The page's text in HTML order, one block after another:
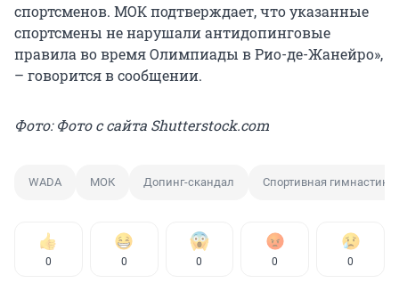
спортсменов. МОК подтверждает, что указанные
спортсмены не нарушали антидопинговые
правила во время Олимпиады в Рио-де-Жанейро»,
– говорится в сообщении.
Фото: Фото с сайта Shutterstock.com
WADA МОК Допинг-скандал Спортивная гимнастика
0 0 0 0 0